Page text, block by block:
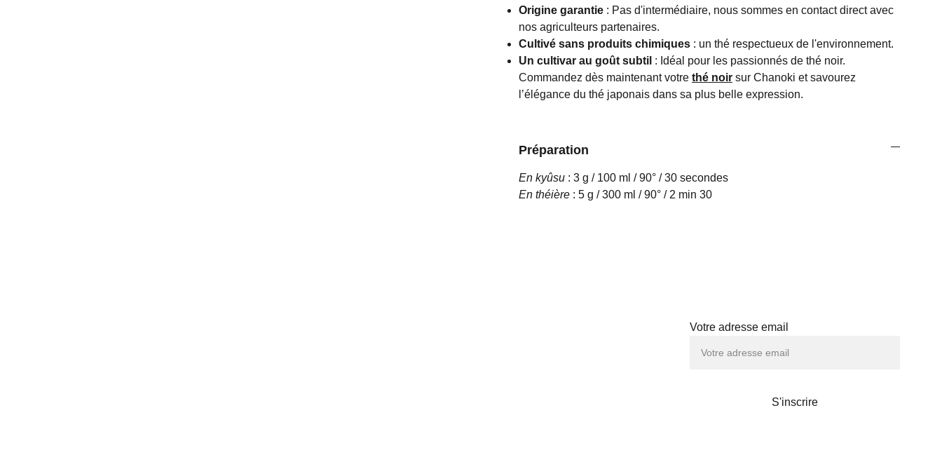
Origine garantie : Pas d'intermédiaire, nous sommes en contact direct avec
nos agriculteurs partenaires.
Cultivé sans produits chimiques : un thé respectueux de l'environnement.
Un cultivar au goût subtil : Idéal pour les passionnés de thé noir.
Commandez dès maintenant votre thé noir sur Chanoki et savourez
l’élégance du thé japonais dans sa plus belle expression.
Préparation
En kyûsu : 3 g / 100 ml / 90° / 30 secondes
En théière : 5 g / 300 ml / 90° / 2 min 30
Votre adresse email
S'inscrire